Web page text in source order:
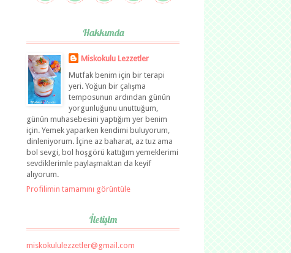
Hakkımda
Miskokulu Lezzetler
Mutfak benim için bir terapi
yeri. Yoğun bir çalışma
temposunun ardından günün
yorgunluğunu unuttuğum,
günün muhasebesini yaptığım yer benim
için. Yemek yaparken kendimi buluyorum,
dinleniyorum. İçine az baharat, az tuz ama
bol sevgi, bol hoşgörü kattığım yemeklerimi
sevdiklerimle paylaşmaktan da keyif
alıyorum.
Profilimin tamamını görüntüle
İletişim
miskokululezzetler@gmail.com